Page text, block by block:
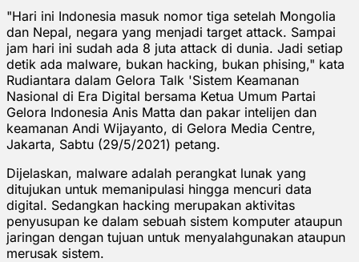
"Hari ini Indonesia masuk nomor tiga setelah Mongolia
dan Nepal, negara yang menjadi target attack. Sampai
jam hari ini sudah ada 8 juta attack di dunia. Jadi setiap
detik ada malware, bukan hacking, bukan phising," kata
Rudiantara dalam Gelora Talk 'Sistem Keamanan
Nasional di Era Digital bersama Ketua Umum Partai
Gelora Indonesia Anis Matta dan pakar intelijen dan
keamanan Andi Wijayanto, di Gelora Media Centre,
Jakarta, Sabtu (29/5/2021) petang.
Dijelaskan, malware adalah perangkat lunak yang
ditujukan untuk memanipulasi hingga mencuri data
digital. Sedangkan hacking merupakan aktivitas
penyusupan ke dalam sebuah sistem komputer ataupun
jaringan dengan tujuan untuk menyalahgunakan ataupun
merusak sistem.